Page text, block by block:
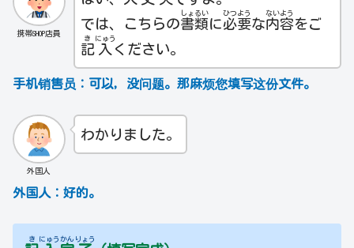
携帯SHOP店員
では、こちらの書
しょ
類
るい
に必
ひつ
要
よう
な内
ない
容
よう
をご
記
き
入
にゅう
ください。
手机销售员： 可以，没问题。那麻烦您填写这份文件。
外国人
わかりました。
外国人： 好的。
き にゅう かん りょう